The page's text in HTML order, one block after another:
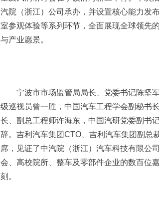
汽院（浙江）公司承办，并设置核心能力发
室参观体验等系列环节，全面展现全球领先
与产业愿景。
宁波市市场监管局局长、党委书记陈坚
级巡视员曾一胜，中国汽车工程学会副秘书
长、副总工程师许海东，中国汽研党委副书
辞。吉利汽车集团CTO、吉利汽车集团副总
席，见证了中汽院（浙江）汽车科技有限公
会、高校院所、整车及零部件企业的数百位
刻。